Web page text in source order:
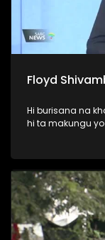
Floyd
Hi burisana na
hi ta makungu